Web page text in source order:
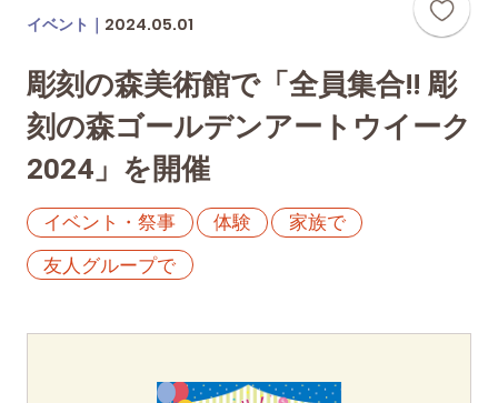
イベント｜ 2024.05.01
彫刻の森美術館で「全員集合!! 彫
刻の森ゴールデンアートウイーク
2024」を開催
イベント・祭事 体験
家族で
友人グループで